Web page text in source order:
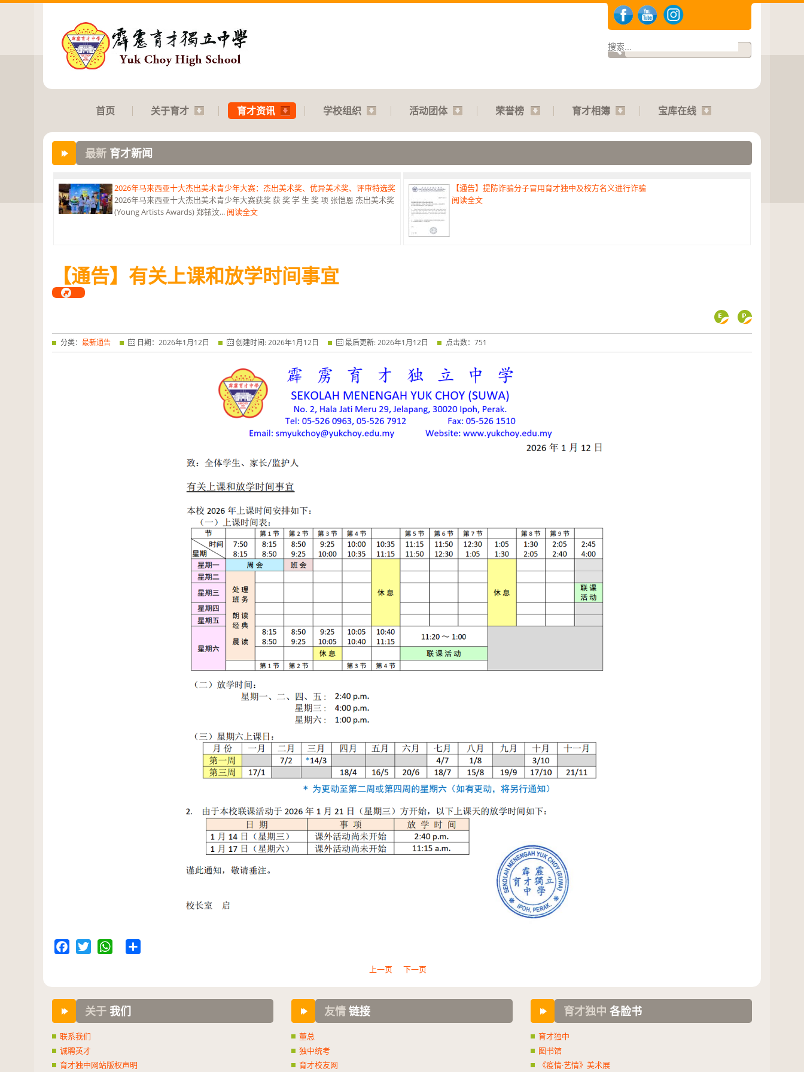
首页 关于育才 育才资讯 学校组织 活动团体 荣誉榜 育才相簿 宝库在线
最新 育才新闻
恭贺本校庄浩霖同学荣获第六届“中华翰墨情”佛港澳台侨中小学生书法比赛最高荣誉
——特优奖... 阅读全文
2026年马来西亚十大杰出美术青少年大赛：杰出美术奖、优异美术奖、评审特选奖
2026年马来西亚十大杰出美术青少年大赛获奖 获 奖 学 生 奖 项 张恺恩 杰出美术奖
(Young Artists Awards) 郑铱汶... 阅读全文
【通告】提防诈骗分子冒用育才独中及校方名义进行诈骗
阅读全文
【通告】有关上课和放学时间事宜
分类： 最新通告 日期： 2026年1月12日 创建时间:2026年1月12日 最后更新:2026年1月12日 点击数： 751
上一页 下一页
关于 我们
联系我们
诚聘英才
育才独中网站版权声明
友情 链接
董总
独中统考
育才校友网
育才独中 各脸书
育才独中
图书馆
《疫情·艺情》美术展